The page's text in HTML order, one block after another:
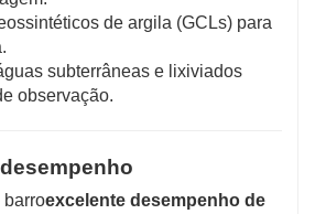
de argila (GCLs) para
subterrâneas e lixiviados
observação.
barroexcelente desempenho de